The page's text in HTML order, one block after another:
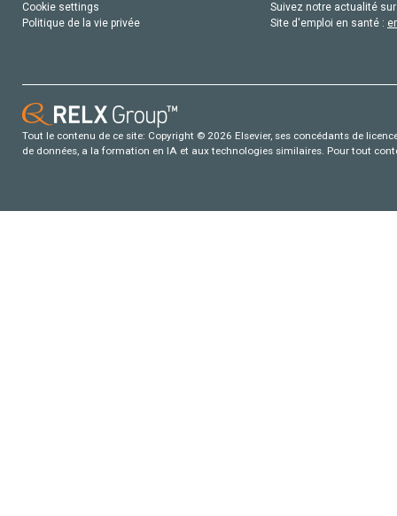
Cookie settings
Politique de la vie privée
Suivez notre actualité
Site d'emploi en santé :
Tout le contenu de ce site: Copyright © 2026 Elsevier, ses concédants de
de données, a la formation en IA et aux technologies similaires. Pour tout